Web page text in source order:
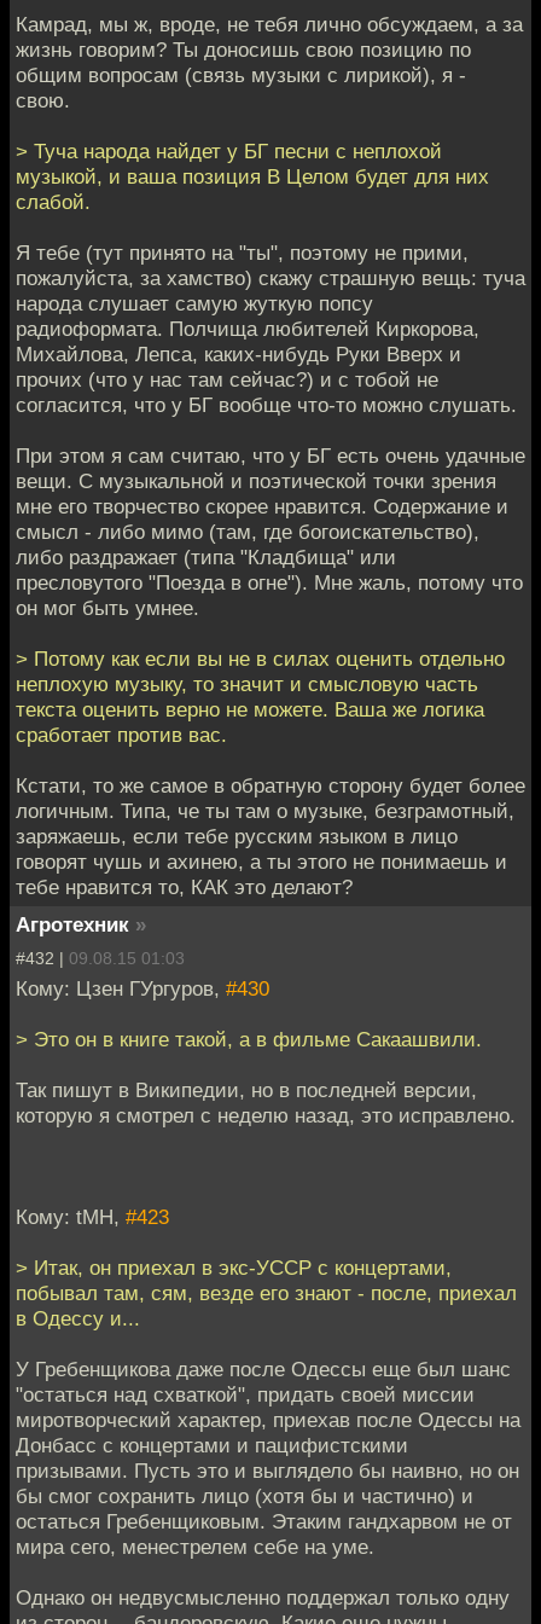
Камрад, мы ж, вроде, не тебя лично обсуждаем, а за
жизнь говорим? Ты доносишь свою позицию по
общим вопросам (связь музыки с лирикой), я -
свою.
> Туча народа найдет у БГ песни с неплохой
музыкой, и ваша позиция В Целом будет для них
слабой.
Я тебе (тут принято на "ты", поэтому не прими,
пожалуйста, за хамство) скажу страшную вещь: туча
народа слушает самую жуткую попсу
радиоформата. Полчища любителей Киркорова,
Михайлова, Лепса, каких-нибудь Руки Вверх и
прочих (что у нас там сейчас?) и с тобой не
согласится, что у БГ вообще что-то можно слушать.
При этом я сам считаю, что у БГ есть очень удачные
вещи. С музыкальной и поэтической точки зрения
мне его творчество скорее нравится. Содержание и
смысл - либо мимо (там, где богоискательство),
либо раздражает (типа "Кладбища" или
пресловутого "Поезда в огне"). Мне жаль, потому что
он мог быть умнее.
> Потому как если вы не в силах оценить отдельно
неплохую музыку, то значит и смысловую часть
текста оценить верно не можете. Ваша же логика
сработает против вас.
Кстати, то же самое в обратную сторону будет более
логичным. Типа, че ты там о музыке, безграмотный,
заряжаешь, если тебе русским языком в лицо
говорят чушь и ахинею, а ты этого не понимаешь и
тебе нравится то, КАК это делают?
Агротехник »
#432 | 09.08.15 01:03
Кому: Цзен ГУргуров, #430
> Это он в книге такой, а в фильме Сакаашвили.
Так пишут в Википедии, но в последней версии,
которую я смотрел с неделю назад, это исправлено.
Кому: tMH, #423
> Итак, он приехал в экс-УССР с концертами,
побывал там, сям, везде его знают - после, приехал
в Одессу и...
У Гребенщикова даже после Одессы еще был шанс
"остаться над схваткой", придать своей миссии
миротворческий характер, приехав после Одессы на
Донбасс с концертами и пацифистскими
призывами. Пусть это и выглядело бы наивно, но он
бы смог сохранить лицо (хотя бы и частично) и
остаться Гребенщиковым. Этаким гандхарвом не от
мира сего, менестрелем себе на уме.
Однако он недвусмысленно поддержал только одну